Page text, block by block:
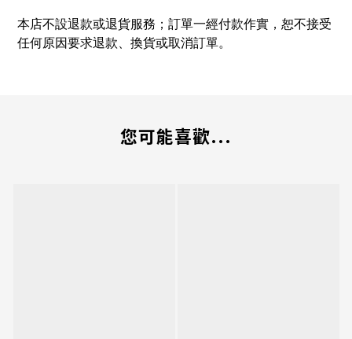
本店不設退款或退貨服務；訂單一經付款作實，恕不接受
任何原因要求退款、換貨或取消訂單。
您可能喜歡...